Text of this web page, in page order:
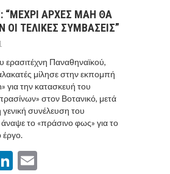
“ΜΕΧΡΙ ΑΡΧΕΣ ΜΑΗ ΘΑ
ΤΕΛΙΚΕΣ ΣΥΜΒΑΣΕΙΣ”
Παναθηναϊκού,
μίλησε στην εκπομπή
για την κατασκευή του
στον Βοτανικό, μετά
γενική συνέλευση του
το «πράσινο φως» για το
έργο.
LinkedIn